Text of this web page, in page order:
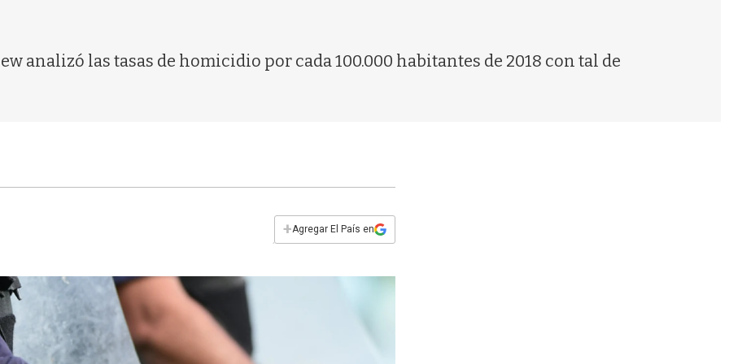
analizó las tasas de homicidio por cada 100.000 habitantes de 2018 con tal de
+Agregar El País en